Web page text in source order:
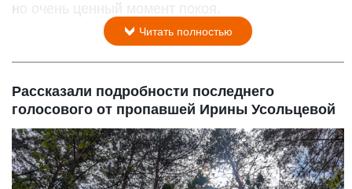
но очень ценный момент покоя.
Читать полностью
Рассказали подробности последнего
голосового от пропавшей Ирины Усольцевой